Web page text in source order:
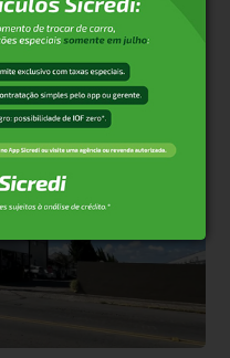
Caumo em obras de
para estradas